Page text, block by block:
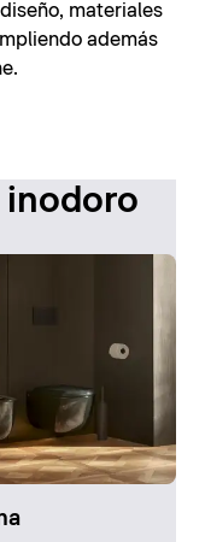
materiales
además
inodoro